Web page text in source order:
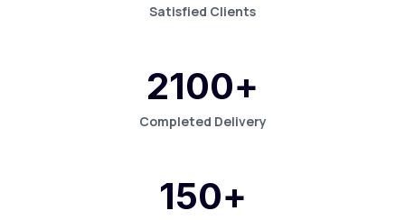
Satisfied Clients
2100+
Completed Delivery
150+